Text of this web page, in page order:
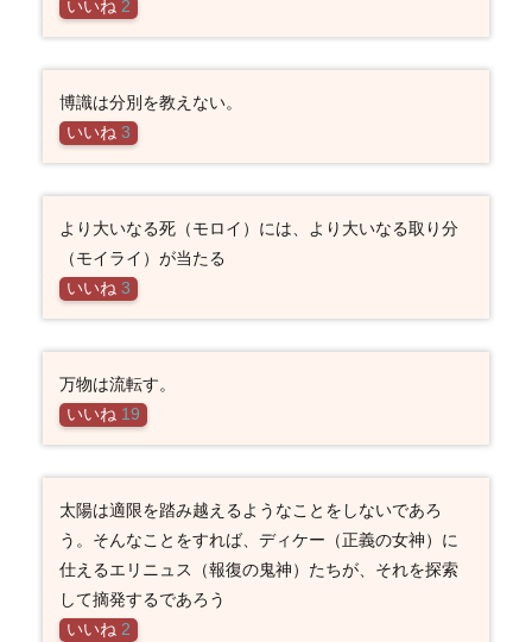
いいね 2
博識は分別を教えない。
いいね 3
より大いなる死（モロイ）には、より大いなる取り分
（モイライ）が当たる
いいね 3
万物は流転す。
いいね 19
太陽は適限を踏み越えるようなことをしないであろ
う。そんなことをすれば、ディケー（正義の女神）に
仕えるエリニュス（報復の鬼神）たちが、それを探索
して摘発するであろう
いいね 2